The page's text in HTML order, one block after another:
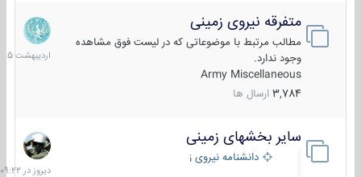
متفرقه نیروی زمینی
مطالب مرتبط با موضوعاتی که در لیست فوق مشاهده
وجود ندارد.
Army Miscellaneous
3,784 ارسال ها
27
1405
سایر بخشهای زمینی
دانشنامه نیروی زمینی
دیروز
در
09:22